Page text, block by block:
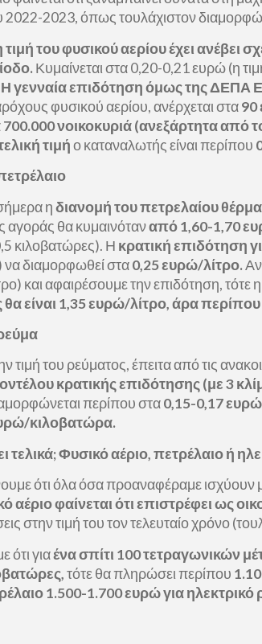
2022-2023, όπως τουλάχιστον
τιμή του φυσικού αερίου έχει ανέβει
Κυμαίνεται στα 0,20-0,21 ευρώ (η
Η γενναία επιδότηση όμως της ΔΕΠΑ
φυσικού αερίου, ανέρχεται στα90
700.000 νοικοκυριά (ανεξάρτητα από
τιμήο καταναλωτής είναι περίπου
ηδιανομή του πετρελαίου
θα κυμαινόταναπό 1,60-1,70
κιλοβατώρες). Η κρατική επιδότηση
να διαμορφωθεί στα0,25 ευρώ/λίτρο.
και αφαιρέσουμε την επιδότηση, τότε
είναι 1,35 ευρώ/λίτρο, άρα
τιμή του ρεύματος, έπειτα από τις
κρατικής επιδότησης (με 3
περίπου στα0,15-0,17
κιλοβατώρα.
τελικά; Φυσικό αέριο, πετρέλαιο ή
ότι όλα όσα προαναφέραμε
αέριο φαίνεται ότι επιστρέφει ως
στην τιμή του τον τελευταίο χρόνο
ότι γιαένα σπίτι 100 τετραγωνικών
τότε θα πληρώσει περίπου
1.500-1.700 ευρώ για ηλεκτρικό